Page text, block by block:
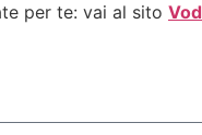
per te: vai al sito